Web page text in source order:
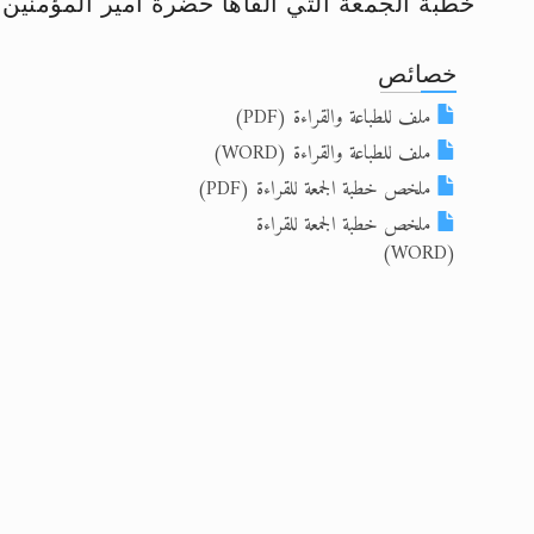
اقرأ هذا المقال في أهمية عيد
الحجّ.. دلالات، حِكم، وأهداف >> المزيد
تعميم هامّ لأفراد الجماعة >> المزيد
خصائص
ملف للطباعة والقراءة (PDF)
ملف للطباعة والقراءة (WORD)
ملخص خطبة الجمعة للقراءة (PDF)
ملخص خطبة الجمعة للقراءة
(WORD)